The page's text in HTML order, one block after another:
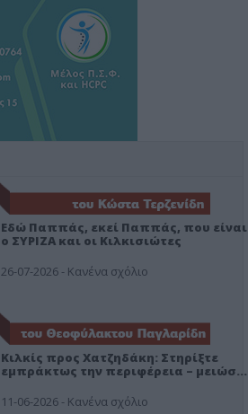
Εδώ Παππάς, εκεί Παππάς, που είναι
ο ΣΥΡΙΖΑ και οι Κιλκισιώτες
26-07-2026 - Κανένα σχόλιο
Κιλκίς προς Χατζηδάκη: Στηρίξτε
εμπράκτως την περιφέρεια – μειώσ…
11-06-2026 - Κανένα σχόλιο